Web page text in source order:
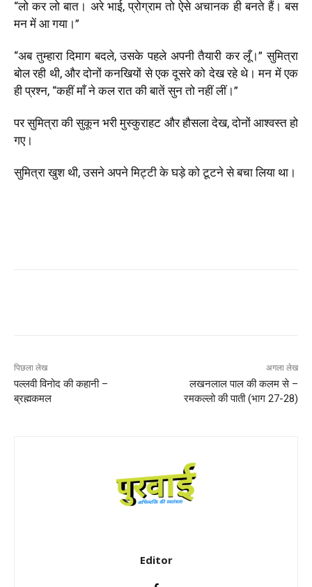
“लो कर लो बात। अरे भाई, प्रोग्राम तो ऐसे अचानक ही बनते हैं। बस
मन में आ गया।”
“अब तुम्हारा दिमाग बदले, उसके पहले अपनी तैयारी कर लूँ।” सुमित्रा
बोल रही थी, और दोनों कनखियों से एक दूसरे को देख रहे थे। मन में एक
ही प्रश्न, “कहीं माँ ने कल रात की बातें सुन तो नहीं लीं।”
पर सुमित्रा की सुकून भरी मुस्कुराहट और हौसला देख,दोनों आश्वस्त हो
गए।
सुमित्रा खुश थी,उसने अपने मिट्टी के घड़े को टूटने से बचा लिया था।
पिछला लेख
पल्लवी विनोद की कहानी –
ब्रह्मकमल
अगला लेख
लखनलाल पाल की कलम से –
रमकल्लो की पाती (भाग 27-28)
Editor